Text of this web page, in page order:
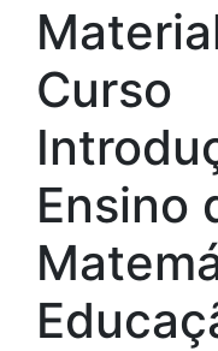
Curso
Ensino